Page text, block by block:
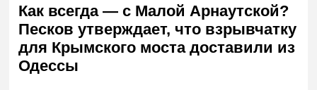
Как всегда — с Малой Арнаутской?
Песков утверждает, что взрывчатку
для Крымского моста доставили из
Одессы